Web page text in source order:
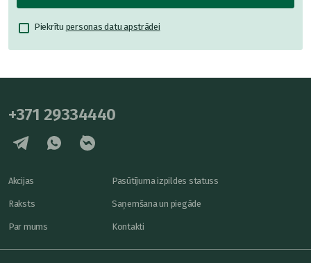
Piekrītu personas datu apstrādei
+371 29334440
Akcijas
Raksts
Par mums
Pasūtījuma izpildes statuss
Saņemšana un piegāde
Kontakti